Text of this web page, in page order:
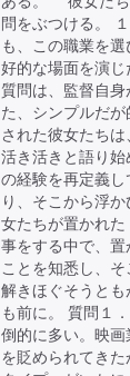
問をぶつける。
も、この職業を
好的な場面を演
質問は、監督自
た、シンプルだ
された彼女たちは
活き活きと語り
の経験を再定義
り、そこから浮
女たちが置かれ
事をする中で、
ことを知悉し、
解きほぐそうと
も前に。 質問１
倒的に多い。映
を貶められてき